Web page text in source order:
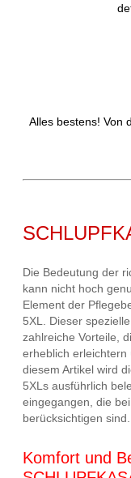
Alles bestens! Von
Die Bedeutung der
kann nicht hoch
Element der
5XL. Dieser
zahlreiche Vorteile,
erheblich erleichtern
diesem Artikel wird
5XLs ausführlich
eingegangen, die
berücksichtigen sind.
Komfort und